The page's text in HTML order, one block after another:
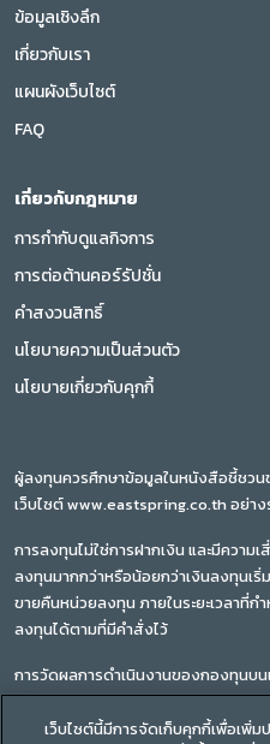
ข้อมูลเชิงลึก
เกี่ยวกับเรา
แผนผังเว็บไซต์
FAQ
เกี่ยวกับกฎหมาย
การกำกับดูแลกิจการ
การต่อต้านคอร์รัปชั่น
คำสงวนสิทธิ์
นโยบายความเป็นส่วนตัว
นโยบายเกี่ยวกับคุกกี้
ผู้ลงทุนควรศึกษาข้อมูลในหนังสือชี้ชวน
เว็บไซต์ www.eastspring.co.th อย่
การลงทุนไม่ใช่การฝากเงิน และมีความ
ลงทุนมากกว่าหรือน้อยกว่าเงินลงทุนเริ่
ขายคืนหน่วยลงทุน ภายในระยะเวลาที่
ลงทุนได้ตามที่มีคำสั่งไว้
การวัดผลการดำเนินงานของกองทุนบ
วัดผลการดำเนินงานของสมาคมบริษัท
อดีตของกองทุนรวม มิได้เป็นสิ่งยืนยัน
เว็บไซต์นี้มีการจัดเก็บคุกกี้เพื่อเพิ่ม